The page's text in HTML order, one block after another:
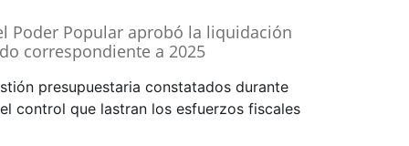
Poder Popular aprobó la liquidación
correspondiente a 2025
presupuestaria constatados durante
control que lastran los esfuerzos fiscales